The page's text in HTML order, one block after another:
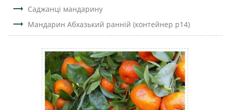
trending_flat Саджанці мандарину
trending_flat Мандарин Абхазький ранній (контейнер р14)